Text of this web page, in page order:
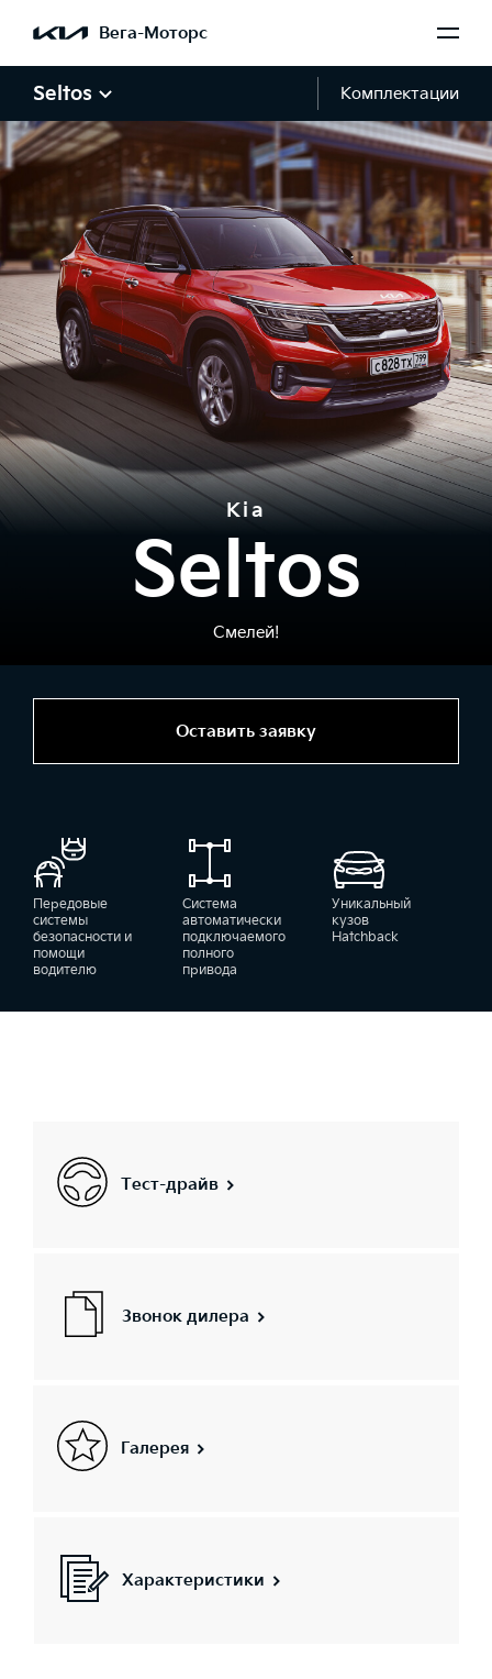
Вега-Моторс
Seltos Комплектации
Оставить заявку
Kia
Seltos
Смелей!
Передовые
системы
безопасности и
помощи
водителю
Система
автоматически
подключаемого
полного
привода
Уникальный
кузов
Hatchback
Тест-драйв
Звонок дилера
Галерея
Характеристики